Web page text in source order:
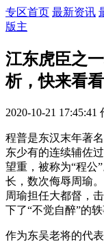
专区首页 最新资讯
版主
江东虎臣之
析，快来看看
2020-10-21 17:45:41
程普是东汉末年著
东少有的连续辅佐
望重，被称为“程公
长，数次侮辱周瑜
周瑜担任大都督，
下了“不觉自醉”的轶
作为东吴老将的代